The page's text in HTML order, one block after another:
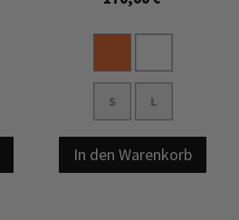
S L
In den Warenkorb